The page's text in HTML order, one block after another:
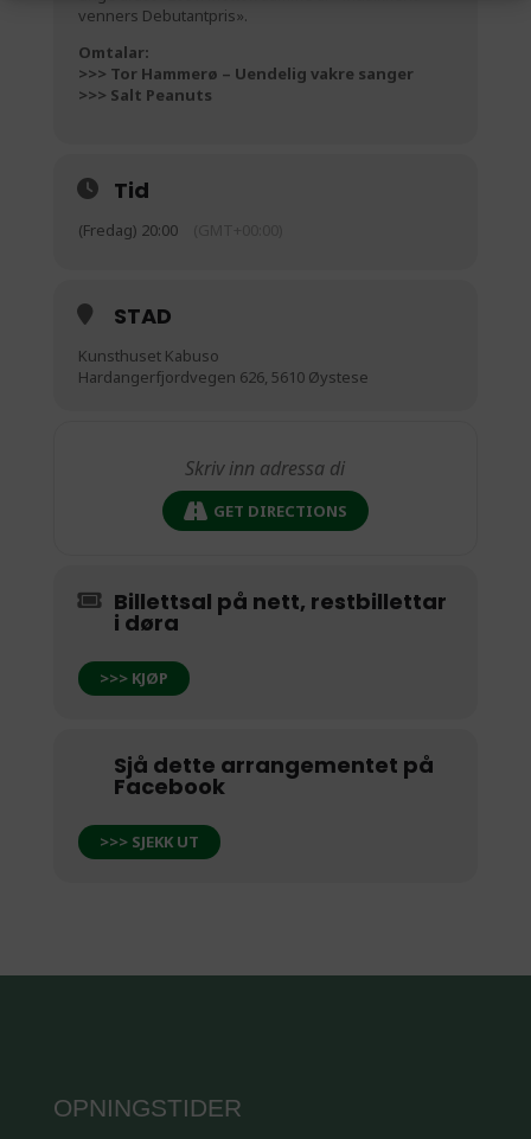
venners Debutantpris».
Omtalar:
>>> Tor Hammerø – Uendelig vakre sanger
>>> Salt Peanuts
Tid
(Fredag) 20:00
STAD
Kunsthuset Kabuso
Hardangerfjordvegen 626, 5610 Øystese
GET DIRECTIONS
Billettsal på nett, restbillettar
i døra
>>> KJØP
Sjå dette arrangementet på
Facebook
>>> SJEKK UT
OPNINGSTIDER